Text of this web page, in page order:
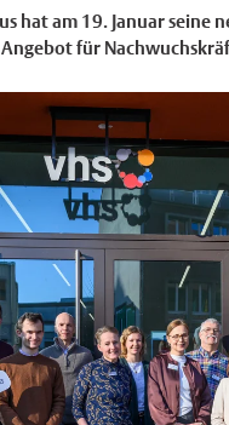
hat am 19. Januar
Angebot für